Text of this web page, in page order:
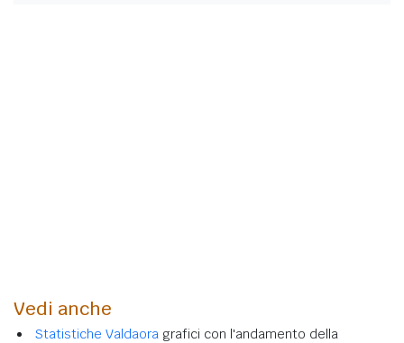
Vedi anche
Statistiche Valdaora grafici con l'andamento della